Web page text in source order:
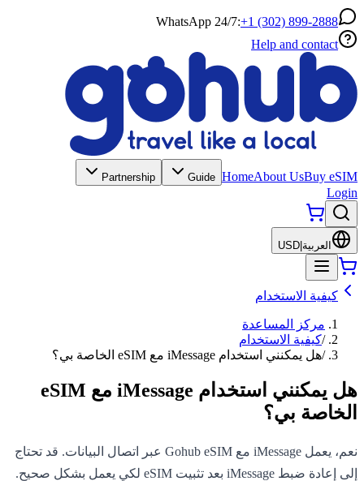
WhatsApp 24/7:+1 (302) 899-2888
Help and contact
HomeAbout UsBuy eSIM
Guide
Partnership
Login
العربية USD
كيفية الاستخدام
مركز المساعدة
/كيفية الاستخدام
/هل يمكنني استخدام iMessage مع eSIM الخاصة بي؟
هل يمكنني استخدام iMessage مع eSIM
الخاصة بي؟
نعم، يعمل iMessage مع Gohub eSIM عبر اتصال البيانات. قد تحتاج
إلى إعادة ضبط iMessage بعد تثبيت eSIM لكي يعمل بشكل صحيح.